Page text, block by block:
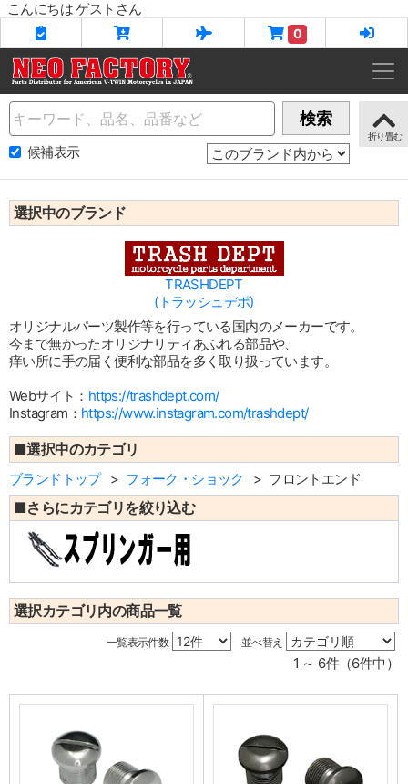
こんにちは ゲストさん
0
Name 検索
候補表示
選択中のブランド
TRASHDEPT
(トラッシュデポ)
オリジナルパーツ製作等を行っている国内のメーカーです。
今まで無かったオリジナリティあふれる部品や、
痒い所に手の届く便利な部品を多く取り扱っています。
Webサイト： https://trashdept.com/
Instagram： https://www.instagram.com/trashdept/
■選択中のカテゴリ
ブランドトップ フォーク・ショック フロントエンド
■さらにカテゴリを絞り込む
選択カテゴリ内の商品一覧
一覧表示件数 並べ替え
1 ～ 6件（6件中）